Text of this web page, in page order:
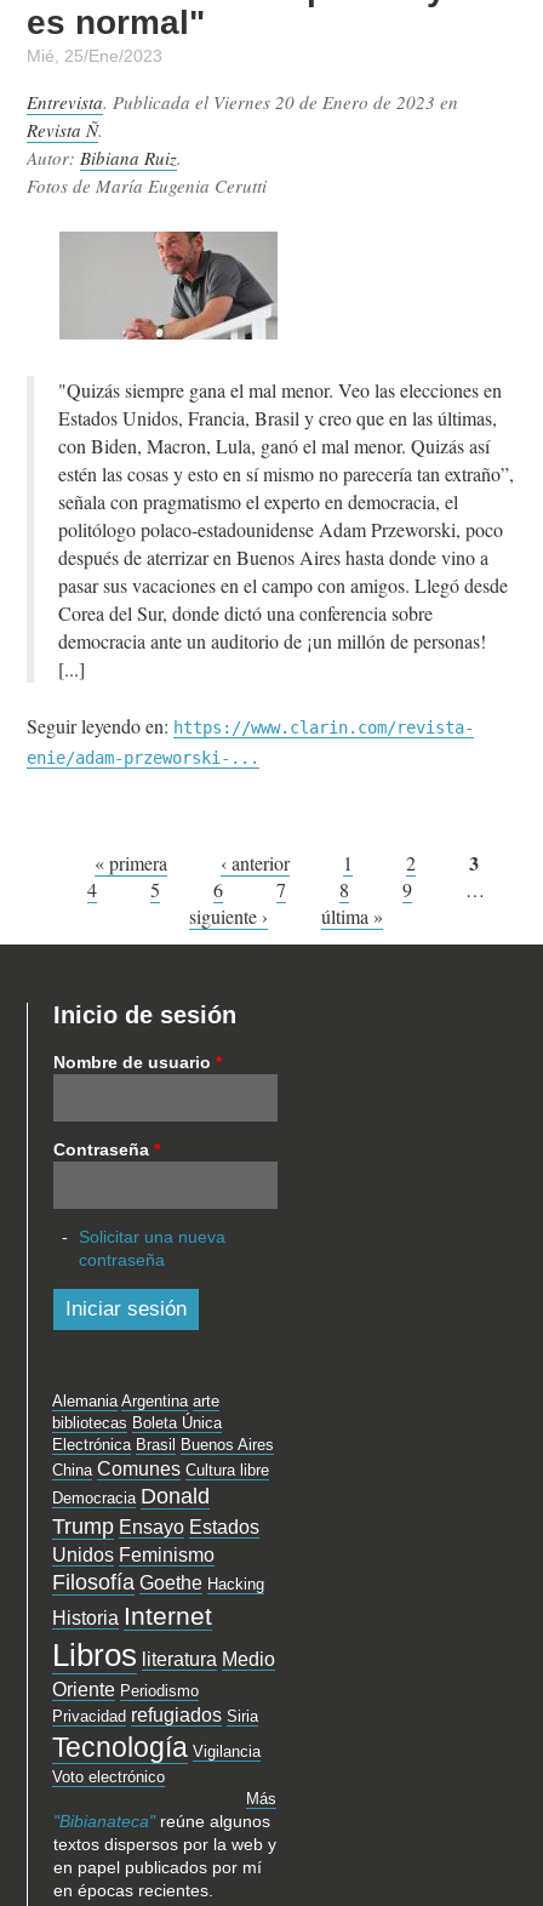
es normal"
Mié, 25/Ene/2023
Entrevista. Publicada el Viernes 20 de Enero de 2023 en
Revista Ñ.
Autor:Bibiana Ruiz.
Fotos de María Eugenia Cerutti
"Quizás siempre gana el mal menor. Veo las elecciones en
Estados Unidos, Francia, Brasil y creo que en las últimas,
con Biden, Macron, Lula, ganó el mal menor. Quizás así
estén las cosas y esto en sí mismo no parecería tan extraño”,
señala con pragmatismo el experto en democracia, el
politólogo polaco-estadounidense Adam Przeworski, poco
después de aterrizar en Buenos Aires hasta donde vino a
pasar sus vacaciones en el campo con amigos. Llegó desde
Corea del Sur, donde dictó una conferencia sobre
democracia ante un auditorio de ¡un millón de personas!
Seguir leyendo en: https://www.clarin.com/revista-
enie/adam-przeworski-...
Páginas
« primera ‹ anterior 1 2 3
4 5 6 7 8 9
…
siguiente ›
última »
Inicio de sesión
Nombre de usuario*
Contraseña*
Solicitar una nueva
contraseña
Alemania Argentina arte
bibliotecas Boleta Única
Electrónica Brasil
Buenos Aires
China Comunes Cultura libre
Democracia Donald
Trump Ensayo Estados
Unidos Feminismo
Filosofía Goethe Hacking
Historia Internet
Libros literatura Medio
Oriente Periodismo
Privacidad refugiados Siria
Tecnología Vigilancia
Voto electrónico
Más
"Bibianateca"reúne algunos
textos dispersos por la web y
en papel publicados por mí
en épocas recientes.